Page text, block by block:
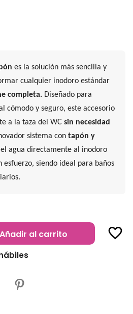
es la solución más sencilla y
cualquier inodoro estándar
completa. Diseñado para
cómodo y seguro, este accesorio
a la taza del WCsin necesidad
sistema contapón y
agua directamente al inodoro
siendo ideal para baños
Añadir al carrito favorite_border